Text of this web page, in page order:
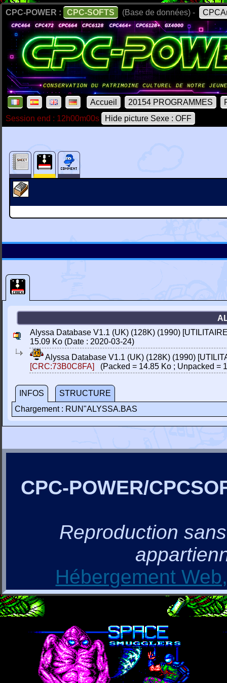
CPC-POWER : CPC-SOFTS (Base de données) -
Accueil 20154 PROGRAMMES
Session end : 12h00m00s
Hide picture Sexe : OFF
Alyssa Database V1.1 (UK) (128K) (1990)
15.09 Ko (Date : 2020-03-24)
Alyssa Database V1.1 (UK) (128K) (1990)
[CRC:73B0C8FA]
(Packed = 14.85 Ko ; Unpacked =
INFOS
STRUCTURE
Chargement : RUN"ALYSSA.BAS
CPC-POWER/
Reproduction
Hébergement